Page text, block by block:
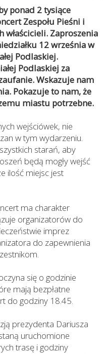
ponad 2 tysiące
Zespołu Pieśni i
właścicieli. Zaproszenia
12 września w
Podlaskiej.
Podlaskiej za
Wskazuje nam
Pokazuje to nam, że
miastu potrzebne.
wejściówek, nie
w tym wydarzeniu.
starań, aby
będą mogły wejść
ilość miejsc jest
ma charakter
organizatorów do
imprez
do zapewnienia
się o godzinie
mają bezpłatne
do godziny 18.45.
prezydenta Dariusza
uruchomione
trasę i godziny